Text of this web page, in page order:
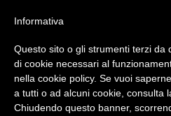
Informativa
Questo sito o gli strumenti terzi da
di cookie necessari al
nella cookie policy. Se vuoi
a tutti o ad alcuni cookie, consulta
Chiudendo questo banner,